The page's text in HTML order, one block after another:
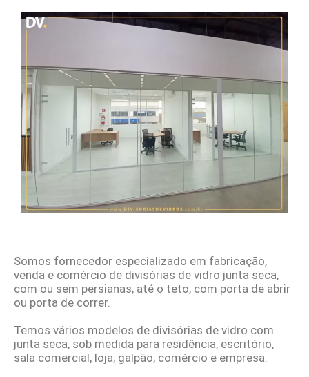
Somos fornecedor especializado em fabricação,
venda e comércio de divisórias de vidro junta seca,
com ou sem persianas, até o teto, com porta de abrir
ou porta de correr.
Temos vários modelos de divisórias de vidro com
junta seca, sob medida para residência, escritório,
sala comercial, loja, galpão, comércio e empresa.